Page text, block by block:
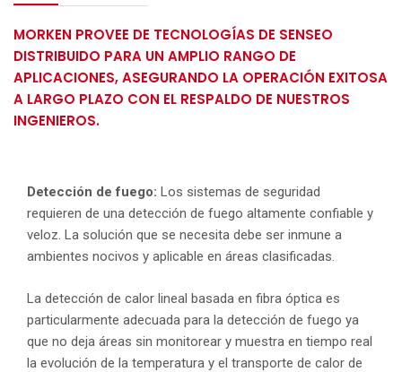
MORKEN PROVEE DE TECNOLOGÍAS DE SENSEO
DISTRIBUIDO PARA UN AMPLIO RANGO DE
APLICACIONES, ASEGURANDO LA OPERACIÓN EXITOSA
A LARGO PLAZO CON EL RESPALDO DE NUESTROS
INGENIEROS.
Detección de fuego: Los sistemas de seguridad
requieren de una detección de fuego altamente confiable y
veloz. La solución que se necesita debe ser inmune a
ambientes nocivos y aplicable en áreas clasificadas.
La detección de calor lineal basada en fibra óptica es
particularmente adecuada para la detección de fuego ya
que no deja áreas sin monitorear y muestra en tiempo real
la evolución de la temperatura y el transporte de calor de